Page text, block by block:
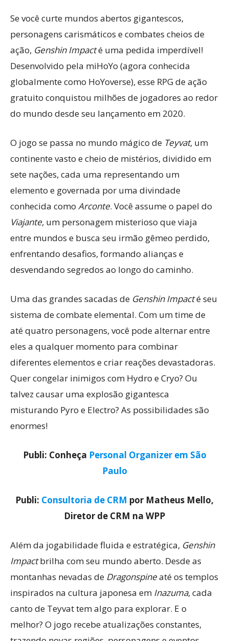
Se você curte mundos abertos gigantescos,
personagens carismáticos e combates cheios de
ação, Genshin Impacté uma pedida imperdível!
Desenvolvido pela miHoYo (agora conhecida
globalmente como HoYoverse), esse RPG de ação
gratuito conquistou milhões de jogadores ao redor
do mundo desde seu lançamento em 2020.
O jogo se passa no mundo mágico de Teyvat, um
continente vasto e cheio de mistérios, dividido em
sete nações, cada uma representando um
elemento e governada por uma divindade
conhecida como Arconte. Você assume o papel do
Viajante, um personagem misterioso que viaja
entre mundos e busca seu irmão gêmeo perdido,
enfrentando desafios, formando alianças e
desvendando segredos ao longo do caminho.
Uma das grandes sacadas de Genshin Impacté seu
sistema de combate elemental. Com um time de
até quatro personagens, você pode alternar entre
eles a qualquer momento para combinar
diferentes elementos e criar reações devastadoras.
Quer congelar inimigos com Hydro e Cryo? Ou
talvez causar uma explosão gigantesca
misturando Pyro e Electro? As possibilidades são
enormes!
Publi: Conheça Personal Organizer em São
Paulo
Publi: Consultoria de CRM por Matheus Mello,
Diretor de CRM na WPP
Além da jogabilidade fluida e estratégica, Genshin
Impactbrilha com seu mundo aberto. Desde as
montanhas nevadas de Dragonspineaté os templos
inspirados na cultura japonesa em Inazuma, cada
canto de Teyvat tem algo para explorar. E o
melhor? O jogo recebe atualizações constantes,